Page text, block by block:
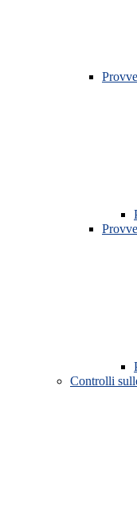
Controlli